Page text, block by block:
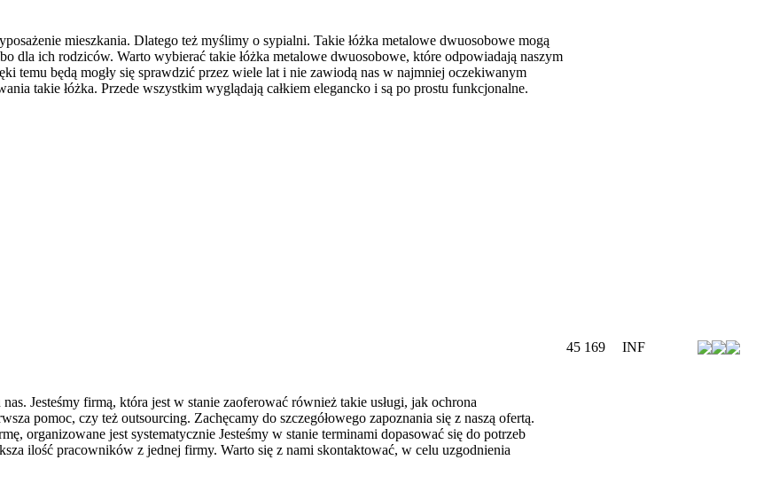
mieszkania. Dlatego też myślimy o sypialni. Takie łóżka metalowe dwuosobowe mogą
dla ich rodziców. Warto wybierać takie łóżka metalowe dwuosobowe, które odpowiadają naszym
temu będą mogły się sprawdzić przez wiele lat i nie zawiodą nas w najmniej oczekiwanym
takie łóżka. Przede wszystkim wyglądają całkiem elegancko i są po prostu funkcjonalne.
Jesteśmy firmą, która jest w stanie zaoferować również takie usługi, jak ochrona
pomoc, czy też outsourcing. Zachęcamy do szczegółowego zapoznania się z naszą ofertą.
organizowane jest systematycznie Jesteśmy w stanie terminami dopasować się do potrzeb
ilość pracowników z jednej firmy. Warto się z nami skontaktować, w celu uzgodnienia
45 169 INF